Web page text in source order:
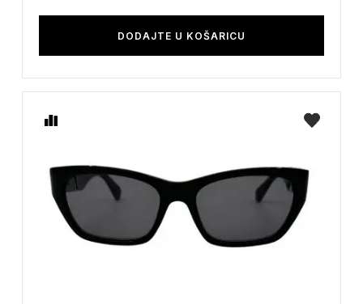
DODAJTE U KOŠARICU
želja